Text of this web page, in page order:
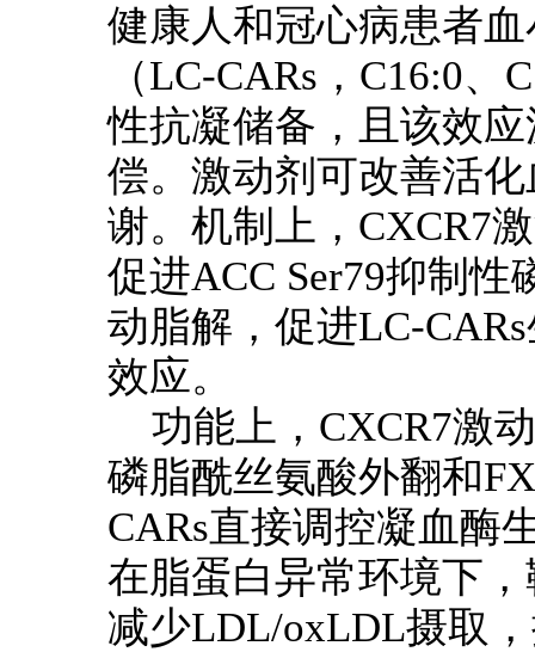
健康人和冠心病患者
（LC-CARs，C16:0
性抗凝储备，且该效
偿。激动剂可改善活
谢。机制上，CXCR7
促进ACC Ser79抑制
动脂解，促进LC-
效应。
功能上，CXCR7激
磷脂酰丝氨酸外翻和
CARs直接调控凝血酶
在脂蛋白异常环境下
减少LDL/oxLDL摄取